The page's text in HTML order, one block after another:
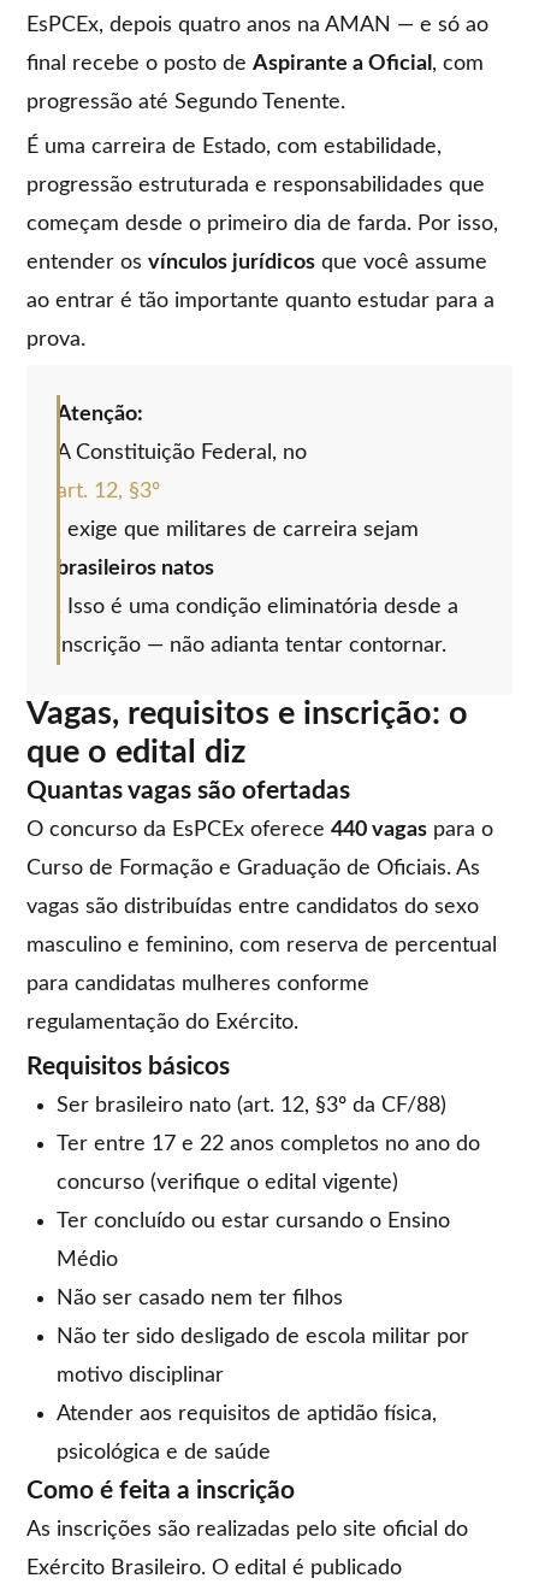
EsPCEx, depois quatro anos na AMAN — e só ao
final recebe o posto deAspirante a Oficial , com
progressão até Segundo Tenente.
É uma carreira de Estado, com estabilidade,
progressão estruturada e responsabilidades que
começam desde o primeiro dia de farda. Por isso,
entender osvínculos jurídicos que você assume
ao entrar é tão importante quanto estudar para a
prova.
Atenção:
A Constituição Federal, no
art. 12, §3º
, exige que militares de carreira sejam
brasileiros natos
. Isso é uma condição eliminatória desde a
inscrição — não adianta tentar contornar.
Vagas, requisitos e inscrição: o
que o edital diz
Quantas vagas são ofertadas
O concurso da EsPCEx oferece440 vagas para o
Curso de Formação e Graduação de Oficiais. As
vagas são distribuídas entre candidatos do sexo
masculino e feminino, com reserva de percentual
para candidatas mulheres conforme
regulamentação do Exército.
Requisitos básicos
Ser brasileiro nato (art. 12, §3º da CF/88)
Ter entre 17 e 22 anos completos no ano do
concurso (verifique o edital vigente)
Ter concluído ou estar cursando o Ensino
Médio
Não ser casado nem ter filhos
Não ter sido desligado de escola militar por
motivo disciplinar
Atender aos requisitos de aptidão física,
psicológica e de saúde
Como é feita a inscrição
As inscrições são realizadas pelo site oficial do
Exército Brasileiro. O edital é publicado